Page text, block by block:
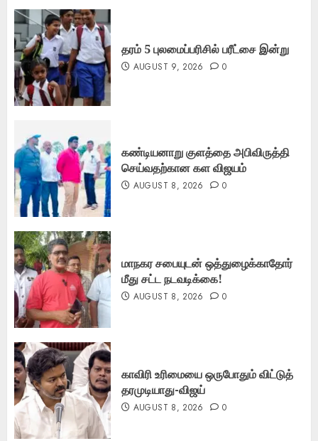
தரம் 5 புலமைப்பரிசில் பரீட்சை இன்று
AUGUST 9, 2026 0
கண்டியனாறு குளத்தை அபிவிருத்தி
செய்வதற்கான கள விஜயம்
AUGUST 8, 2026 0
மாநகர சபையுடன் ஒத்துழைக்காதோர்
மீது சட்ட நடவடிக்கை!
AUGUST 8, 2026 0
காவிரி உரிமையை ஒருபோதும் விட்டுத்
தரமுடியாது-விஜய்
AUGUST 8, 2026 0